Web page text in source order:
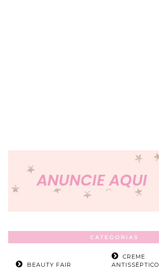
CATEGORIAS
BEAUTY FAIR
CREME
ANTISSÉPTICO